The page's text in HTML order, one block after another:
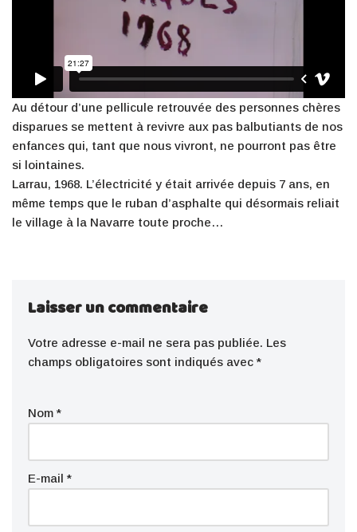
Au détour d’une pellicule retrouvée des personnes chères
disparues se mettent à revivre aux pas balbutiants de nos
enfances qui, tant que nous vivront, ne pourront pas être
si lointaines.
Larrau, 1968. L’électricité y était arrivée depuis 7 ans, en
même temps que le ruban d’asphalte qui désormais reliait
le village à la Navarre toute proche…
Laisser un commentaire
Votre adresse e-mail ne sera pas publiée. Les
champs obligatoires sont indiqués avec *
Nom *
E-mail *